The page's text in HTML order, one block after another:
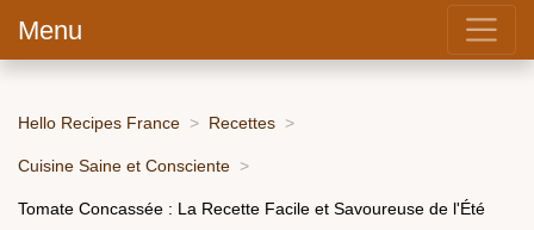
Menu
Hello Recipes France Recettes
Cuisine Saine et Consciente
Tomate Concassée : La Recette Facile et Savoureuse de l'Été